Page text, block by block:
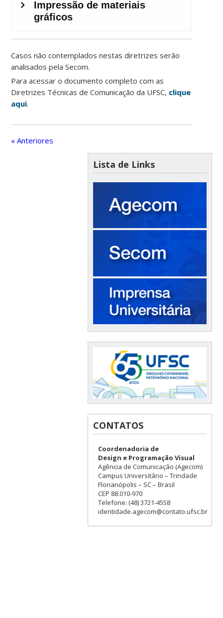
Casos não contemplados nestas diretrizes serão
analisados pela Secom.
Para acessar o documento completo com as
Diretrizes Técnicas de Comunicação da UFSC, clique
aqui.
« Anteriores
Lista de Links
CONTATOS
Coordenadoria de
Design e Programação Visual
Agência de Comunicação (Agecom)
Campus Universitário – Trindade
Florianópolis – SC – Brasil
CEP 88.010-970
Telefone: (48) 3721-4558
identidade.agecom@contato.ufsc.br